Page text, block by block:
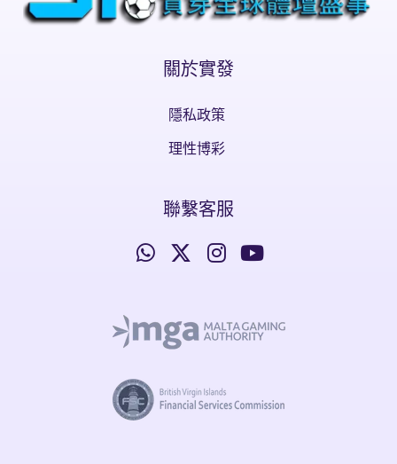
關於實發
隱私政策
理性博彩
聯繫客服